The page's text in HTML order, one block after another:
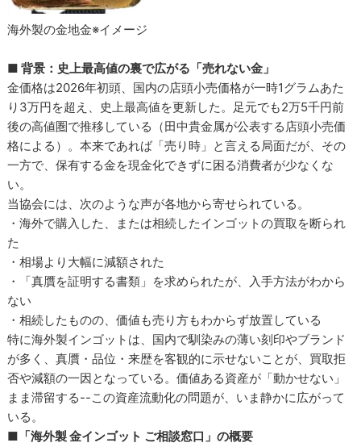
海外製の金地金※イメージ
■ 背景：史上最高値の裏で広がる「売れない金」
金価格は2026年初頭、国内の店頭小売価格が一時1グラムあた
り3万円を超え、史上最高値を更新した。足元でも2万5千円前
後の高値圏で推移している（田中貴金属が公表する店頭小売価
格による）。本来であれば「売り時」と言える局面だが、その
一方で、保有する金を現金化できずに困る消費者が少なくな
い。
当協会には、次のような声が各地から寄せられている。
・海外で購入した、または相続したインゴットの買取を断られ
た
・相場より大幅に減額された
・「真贋を証明する書類」を求められたが、入手方法がわから
ない
・相続したものの、価値も売り方もわからず放置している
特に海外製インゴットは、国内で馴染みの薄い刻印やブランド
が多く、真贋・品位・来歴を客観的に示せないことが、買取拒
否や減額の一因となっている。価値ある資産が「動かせない」
まま滞留する--この資産流動化の問題が、いま静かに広がって
いる。
■「海外製 金インゴット ご相談窓口」の概要